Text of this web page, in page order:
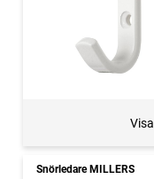
Visa
Snörledare MILLERS